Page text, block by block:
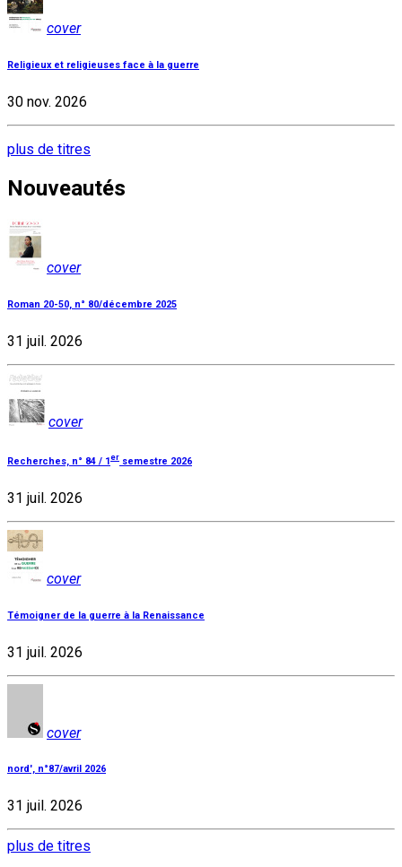
cover
Religieux et religieuses face à la guerre
30 nov. 2026
plus de titres
Nouveautés
cover
Roman 20-50, n° 80/décembre 2025
31 juil. 2026
cover
Recherches, n° 84 / 1er semestre 2026
31 juil. 2026
cover
Témoigner de la guerre à la Renaissance
31 juil. 2026
cover
nord', n°87/avril 2026
31 juil. 2026
plus de titres